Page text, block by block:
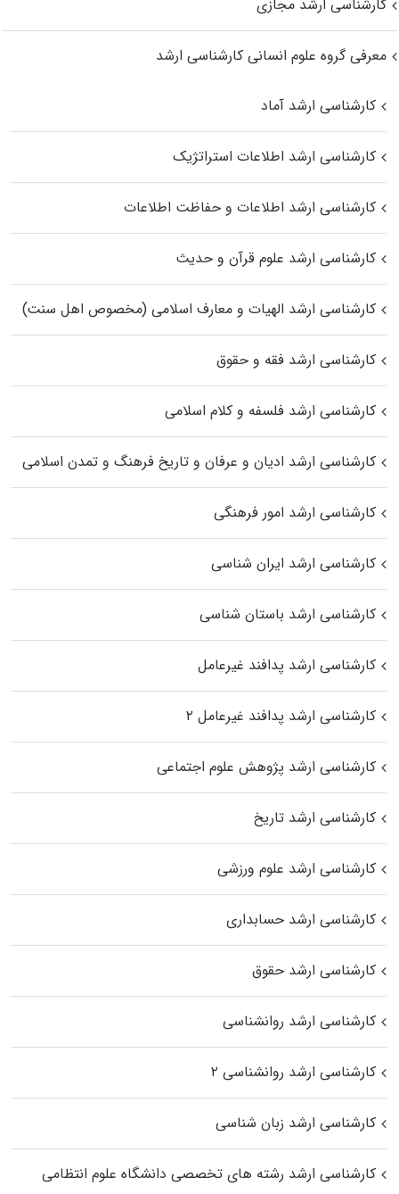
کارشناسی ارشد مجازی
معرفی گروه علوم انسانی کارشناسی ارشد
کارشناسی ارشد آماد
کارشناسی ارشد اطلاعات استراتژیک
کارشناسی ارشد اطلاعات و حفاظت اطلاعات
کارشناسی ارشد علوم قرآن و حدیث
کارشناسی ارشد الهیات و معارف اسلامی (مخصوص اهل سنت)
کارشناسی ارشد فقه و حقوق
کارشناسی ارشد فلسفه و کلام اسلامی
کارشناسی ارشد ادیان و عرفان و تاریخ فرهنگ و تمدن اسلامی
کارشناسی ارشد امور فرهنگی
کارشناسی ارشد ایران شناسی
کارشناسی ارشد باستان شناسی
کارشناسی ارشد پدافند غیرعامل
کارشناسی ارشد پدافند غیرعامل ۲
کارشناسی ارشد پژوهش علوم اجتماعی
کارشناسی ارشد تاریخ
کارشناسی ارشد علوم ورزشی
کارشناسی ارشد حسابداری
کارشناسی ارشد حقوق
کارشناسی ارشد روانشناسی
کارشناسی ارشد روانشناسی ۲
کارشناسی ارشد زبان شناسی
کارشناسی ارشد رﺷﺘﻪ ﻫﺎی تخصصی داﻧﺸﮕﺎه ﻋﻠﻮم انتظامی